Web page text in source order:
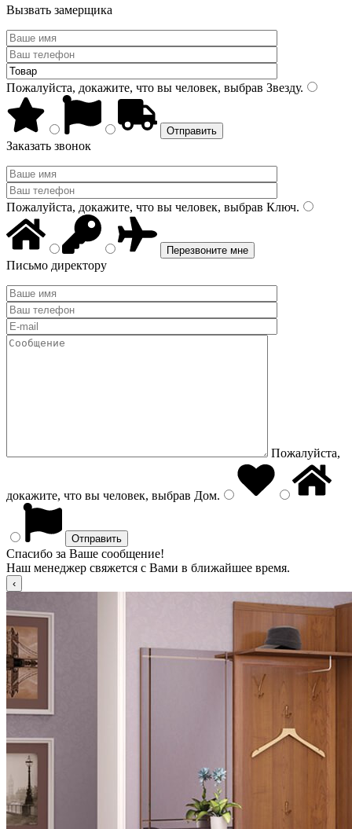
Вызвать замерщика
Пожалуйста, докажите, что вы человек, выбрав Звезду.
Заказать звонок
Пожалуйста, докажите, что вы человек, выбрав Ключ.
Письмо директору
Пожалуйста,
докажите, что вы человек, выбрав Дом.
Спасибо за Ваше сообщение!
Наш менеджер свяжется с Вами в ближайшее время.